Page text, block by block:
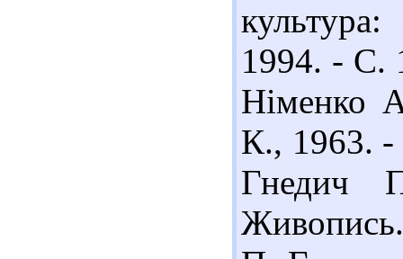
культура:
1994. - С.
Німенко
К., 1963. -
Гнедич